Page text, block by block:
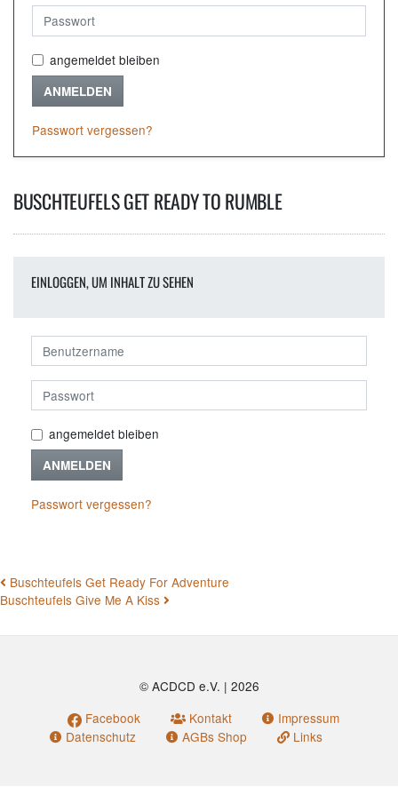
angemeldet bleiben
ANMELDEN
Passwort vergessen?
BUSCHTEUFELS GET READY TO RUMBLE
EINLOGGEN, UM INHALT ZU SEHEN
angemeldet bleiben
ANMELDEN
Passwort vergessen?
BEITRAGSNAVIGATION
Buschteufels Get Ready For Adventure
Buschteufels Give Me A Kiss
© ACDCD e.V. | 2026
Facebook
Kontakt
Impressum
Datenschutz
AGBs Shop Links